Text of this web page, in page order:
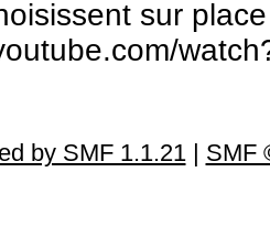
sur
by SMF 1.1.21| SMF